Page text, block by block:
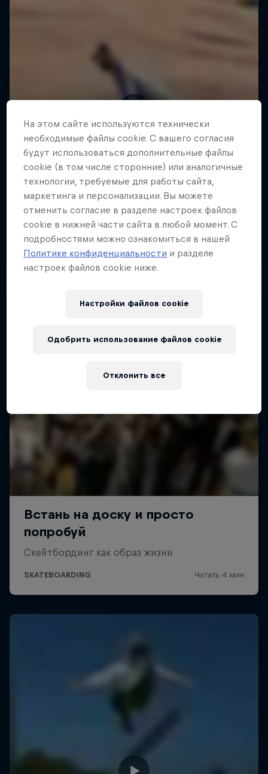
На этом сайте иcпользуются технически
необходимые файлы cookie. С вашего согласия
будут использоваться дополнительные файлы
cookie (в том числе сторонние) или аналогичные
технологии, требуемые для работы сайта,
маркетинга и персонализации. Вы можете
отменить согласие в разделе настроек файлов
cookie в нижней части сайта в любой момент. С
подробностями можно ознакомиться в нашей
Политике конфиденциальности и разделе
настроек файлов cookie ниже.
Настройки файлов cookie
Отклонить все
Одобрить использование файлов cookie